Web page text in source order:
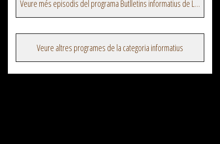
Veure més episodis del programa Butlletins informatius de La Xarxa
Veure altres programes de la categoria informatius